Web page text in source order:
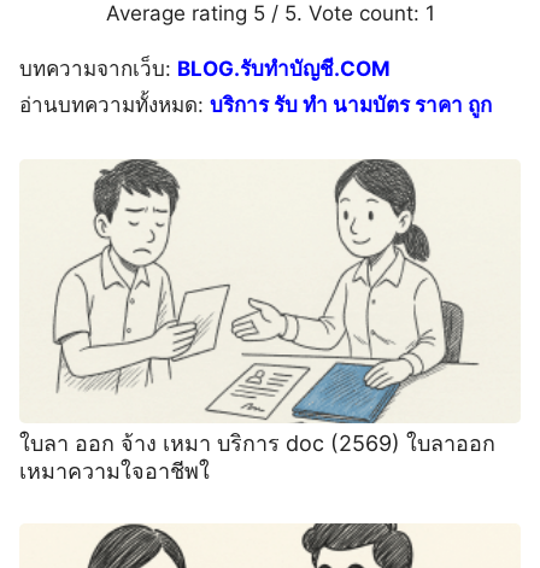
Average rating 5/ 5. Vote count: 1
บทความจากเว็บ: BLOG.รับทำบัญชี.COM
อ่านบทความทั้งหมด: บริการ รับ ทำ นามบัตร ราคา ถูก
ใบลา ออก จ้าง เหมา บริการ doc (2569) ใบลาออก
เหมาความใจอาชีพใ